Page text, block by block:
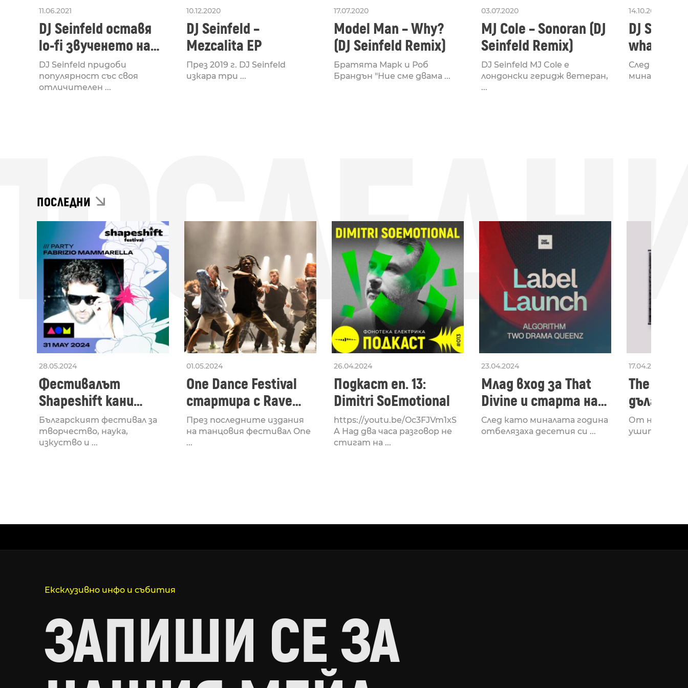
11.06.2021
DJ Seinfeld оставя
lo-fi звученето на
заден план в новия
си албум
DJ Seinfeld придоби
популярност със своя
отличителен ...
10.12.2020
DJ Seinfeld –
Mezcalita EP
През 2019 г. DJ Seinfeld
изкара три ...
17.07.2020
Model Man – Why?
(DJ Seinfeld Remix)
Братята Марк и Роб
Брандън "Ние сме двама ...
03.07.2020
MJ Cole – Sonoran (DJ
Seinfeld Remix)
DJ Seinfeld MJ Cole е
лондонски геридж ветеран,
...
14.10.2019
DJ
what
wanna
След Galazy
миналата
ПОСЛЕДНИ
28.05.2024
Фестивалът
Shapeshift кани
Fabrizio Mammarella
за откриването си
Българският фестивал за
творчество, наука,
изкуство и ...
01.05.2024
One Dance Festival
стартира с Rave
Lucid, посветен на
рейв културата
През последните издания
на танцовия фестивал One
...
26.04.2024
Подкаст еп. 13:
Dimitri SoEmotional
https://youtu.be/Oc3FJVm1xS
A Над два часа разговор не
стигат на ...
23.04.2024
Млад вход за That
Divine и старта на
лейбъла им
След като миналата година
отбелязаха десетия си ...
17.04.2024
The
втори
излезе
От няколко
ушите и
Ексклузивно инфо и събития
ЗАПИШИ СЕ ЗА